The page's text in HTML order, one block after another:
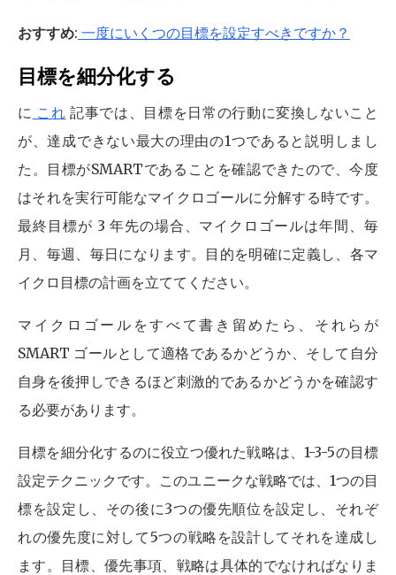
おすすめ: 一度にいくつの目標を設定すべきですか？
目標を細分化する
に これ 記事では、目標を日常の行動に変換しないこと
が、達成できない最大の理由の1つであると説明しまし
た。目標がSMARTであることを確認できたので、今度
はそれを実行可能なマイクロゴールに分解する時です。
最終目標が 3 年先の場合、マイクロゴールは年間、毎
月、毎週、毎日になります。目的を明確に定義し、各マ
イクロ目標の計画を立ててください。
マイクロゴールをすべて書き留めたら、それらが
SMART ゴールとして適格であるかどうか、そして自分
自身を後押しできるほど刺激的であるかどうかを確認す
る必要があります。
目標を細分化するのに役立つ優れた戦略は、1-3-5の目標
設定テクニックです。このユニークな戦略では、1つの目
標を設定し、その後に3つの優先順位を設定し、それぞ
れの優先度に対して5つの戦略を設計してそれを達成し
ます。目標、優先事項、戦略は具体的でなければなりま